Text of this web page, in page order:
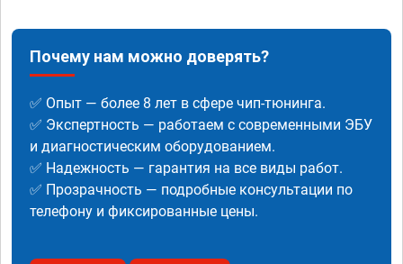
Почему нам можно доверять?
✅ Опыт — более 8 лет в сфере чип-тюнинга.
✅ Экспертность — работаем с современными ЭБУ
и диагностическим оборудованием.
✅ Надежность — гарантия на все виды работ.
✅ Прозрачность — подробные консультации по
телефону и фиксированные цены.